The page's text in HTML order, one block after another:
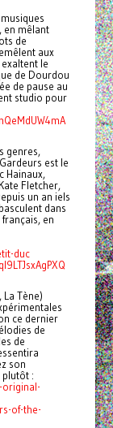
en mêlant
de
aux
le
de Dourdou
de pause au
studio pour
genres,
est le
Hainaux,
Fletcher,
un an iels
dans
en
duc
Tène)
ce dernier
de
de
son
plutôt :
of-the-